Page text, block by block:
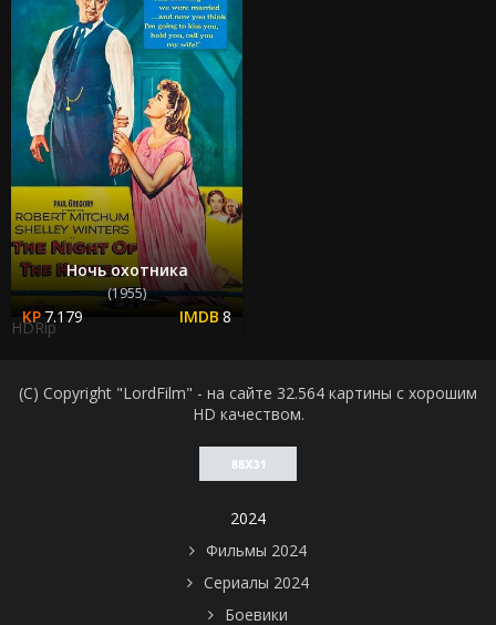
Ночь охотника
(1955)
7.179 8
HDRip
(C) Copyright "LordFilm" - на сайте 32.564 картины с хорошим
HD качеством.
2024
Фильмы 2024
Сериалы 2024
Боевики